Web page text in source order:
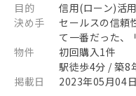
目的
信用(ローン)活用
決め手
セールスの信頼
て一番だった、
物件
初回購入1件
駅徒歩4分 / 築8
掲載日
2023年05月04日